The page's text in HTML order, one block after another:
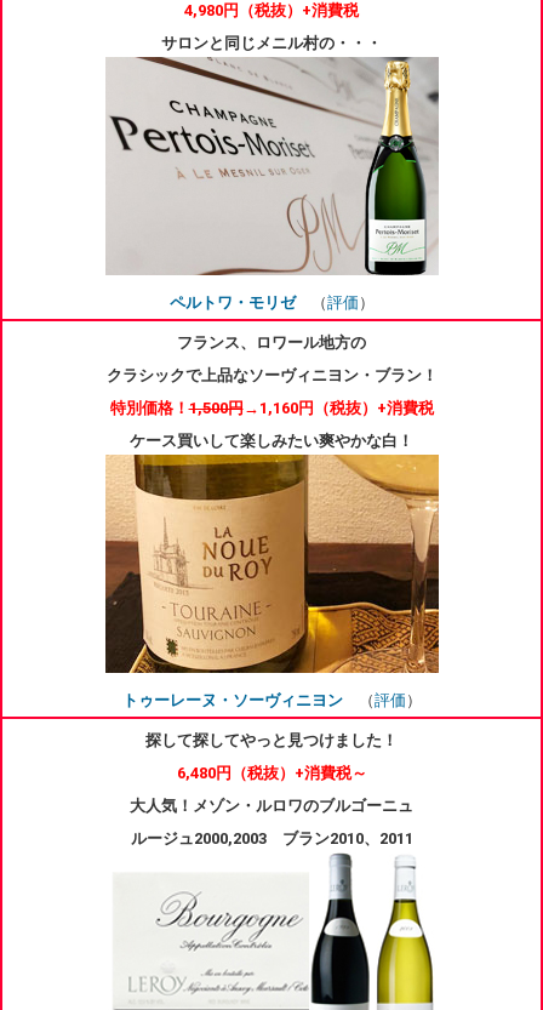
4,980円
（税抜）+消費税
サロンと同じメニル村の・・・
ペルトワ・モリゼ（評価 ）
フランス、ロワール地方の
クラシックで上品なソーヴィニヨン・ブラン！
特別価格！1,500円→1,160円 （税抜）+消費税
ケース買いして楽しみたい爽やかな白！
トゥーレーヌ・ソーヴィニヨン（評価 ）
探して探してやっと見つけました！
6,480円 （税抜）+消費税～
大人気！メゾン・ルロワのブルゴーニュ
ルージュ2000,2003 ブラン2010、2011